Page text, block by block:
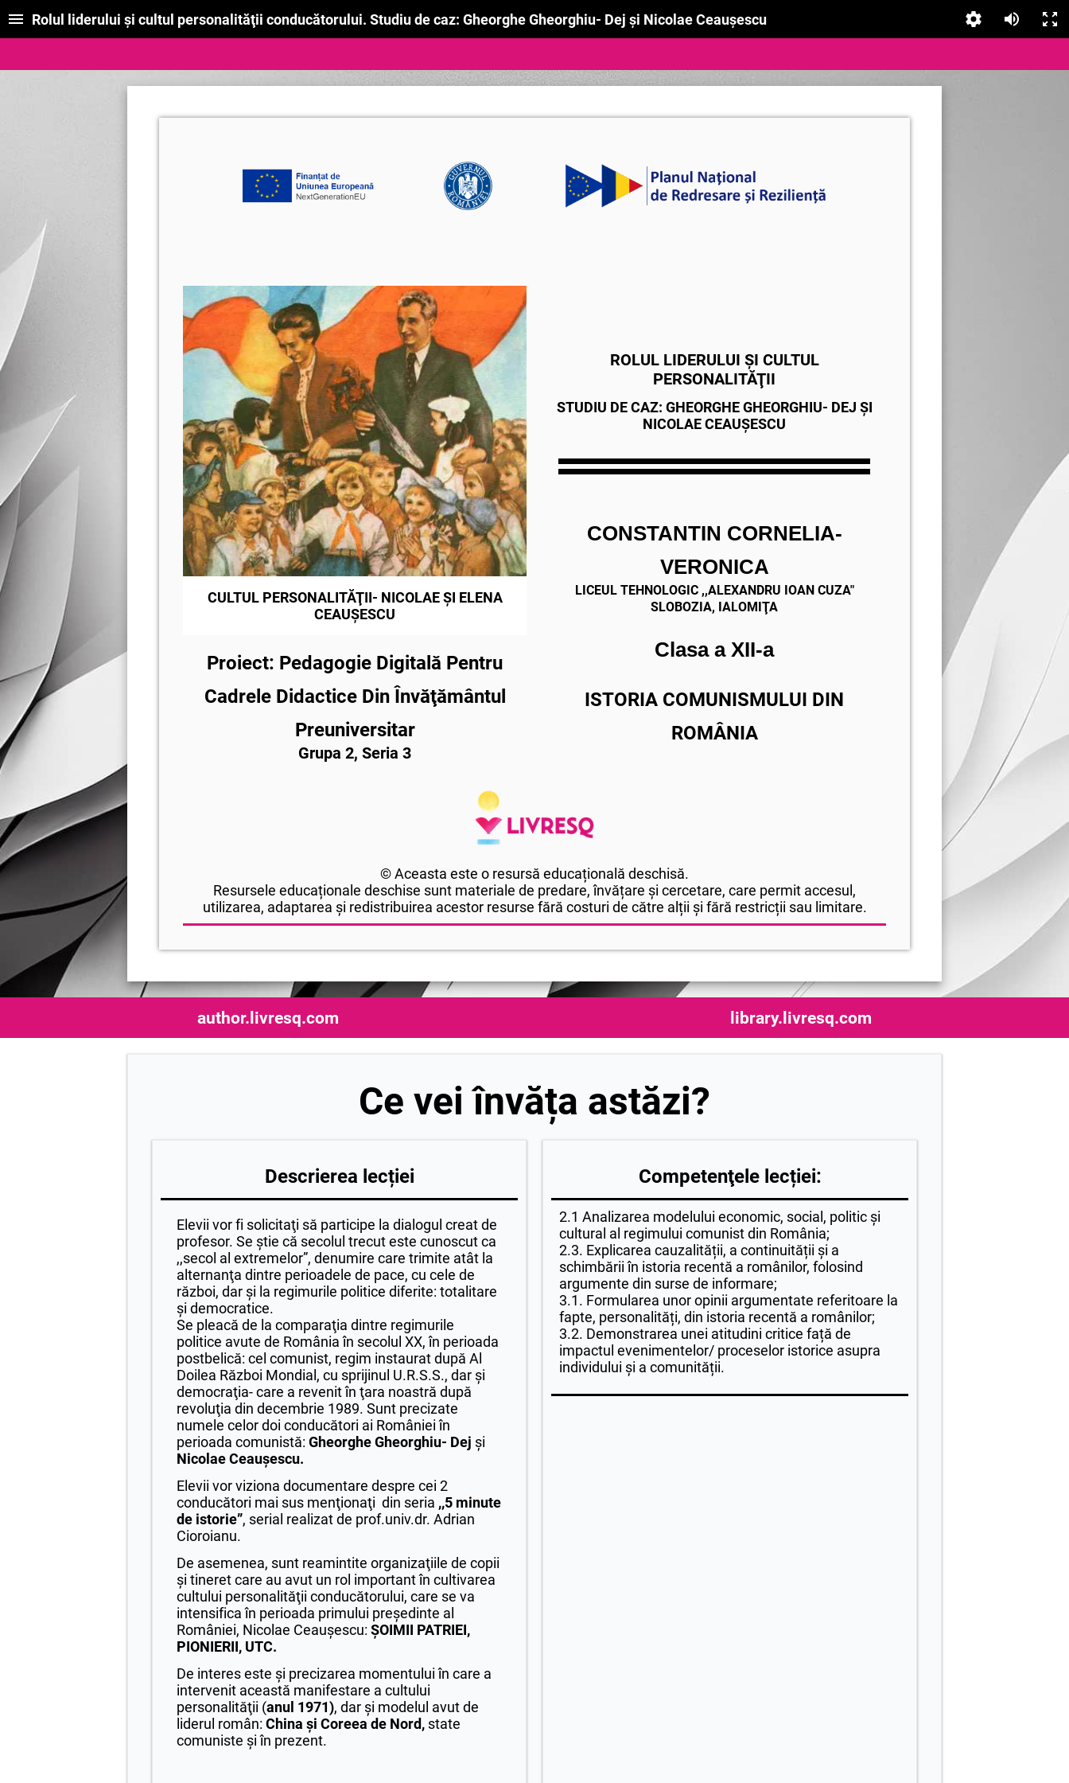
Rolul liderului şi cultul personalităţii conducătorului. Studiu de caz: Gheorghe Gheorghiu- Dej şi Nicolae Ceauşescu
CULTUL PERSONALITĂŢII- NICOLAE ŞI ELENA
CEAUŞESCU
Proiect: Pedagogie Digitală Pentru
Cadrele Didactice Din Învăţământul
Preuniversitar
Grupa 2, Seria 3
ROLUL LIDERULUI ŞI CULTUL
PERSONALITĂŢII
STUDIU DE CAZ: GHEORGHE GHEORGHIU- DEJ ŞI
NICOLAECEAUŞESCU
CONSTANTIN CORNELIA-
VERONICA
LICEUL TEHNOLOGIC ,,ALEXANDRU IOAN CUZA"
SLOBOZIA, IALOMIŢA
Clasa a XII-a
ISTORIA COMUNISMULUI DIN
ROMÂNIA
© Aceasta este o resursă educațională deschisă.
Resursele educaționale deschise sunt materiale de predare, învățare și cercetare, care permit accesul,
utilizarea, adaptarea și redistribuirea acestor resurse fără costuri de către alții și fără restricții sau limitare.
author.livresq.com library.livresq.com
Ce vei învăța astăzi?
Descrierea lecției
Elevii vor fi solicitaţi să participe la dialogul creat de
profesor. Se ştie că secolul trecut este cunoscut ca
,,secol al extremelor”, denumire care trimite atât la
alternanţa dintre perioadele de pace, cu cele de
război, dar şi la regimurile politice diferite: totalitare
şi democratice.
Se pleacă de la comparaţia dintre regimurile
politice avute de România în secolul XX, în perioada
postbelică: cel comunist, regim instaurat după Al
Doilea Război Mondial, cu sprijinul U.R.S.S., dar şi
democraţia- care a revenit în ţara noastră după
revoluţia din decembrie 1989. Sunt precizate
numele celor doi conducători ai României în
perioada comunistă: Gheorghe Gheorghiu- Dej şi
Nicolae Ceauşescu.
Elevii vor viziona documentare despre cei 2
conducători mai sus menţionaţi din seria ,,5 minute
de istorie”, serial realizat de prof.univ.dr. Adrian
Cioroianu.
De asemenea, sunt reamintite organizaţiile de copii
şi tineret care au avut un rol important în cultivarea
cultului personalităţii conducătorului, care se va
intensifica în perioada primului preşedinte al
României, Nicolae Ceauşescu: ŞOIMII PATRIEI,
PIONIERII, UTC.
De interes este şi precizarea momentului în care a
intervenit această manifestare a cultului
personalităţii (anul 1971), dar şi modelul avut de
liderul român: China şi Coreea de Nord, state
comuniste şi în prezent.
Competenţele lecției:
2.1 Analizarea modelului economic, social, politic și
cultural al regimului comunist din România;
2.3. Explicarea cauzalității, a continuității și a
schimbării în istoria recentă a românilor, folosind
argumente din surse de informare;
3.1. Formularea unor opinii argumentate referitoare la
fapte, personalități, din istoria recentă a românilor;
3.2. Demonstrarea unei atitudini critice față de
impactul evenimentelor/ proceselor istorice asupra
individului și a comunității.